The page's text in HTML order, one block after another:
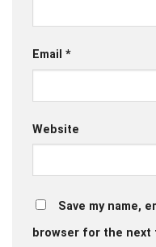
Email *
Website
Save my name,
browser for the next